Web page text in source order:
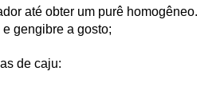
até obter um purê homogêneo.
gengibre a gosto;
de caju: